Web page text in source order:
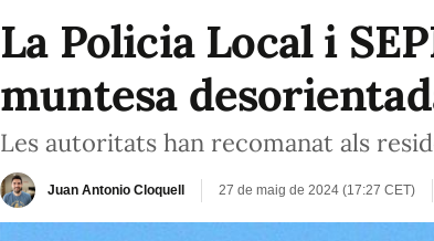
La Policia Local i
muntesa
Les autoritats han recomanat als
Juan Antonio Cloquell 27 de maig de 2024 (17:27 CET)